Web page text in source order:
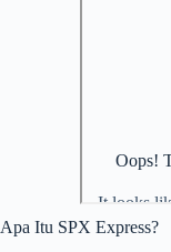
Apa Itu SPX Express?